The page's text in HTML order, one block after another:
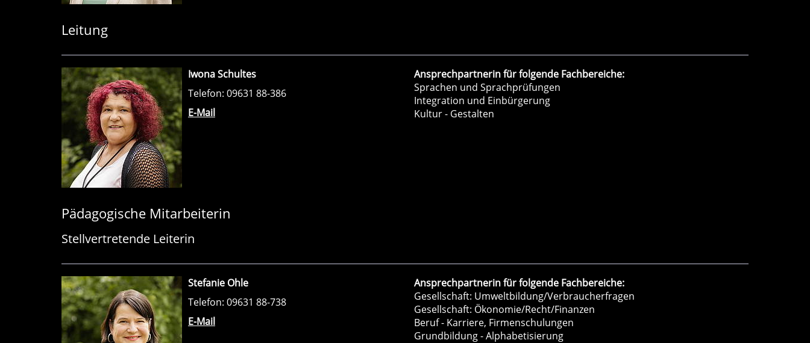
Leitung
Iwona Schultes
Telefon: 09631 88-386
E-Mail
Pädagogische Mitarbeiterin
Stellvertretende Leiterin
Ansprechpartnerin für folgende Fachbereiche:
Sprachen und Sprachprüfungen
Integration und Einbürgerung
Kultur - Gestalten
Stefanie Ohle
Telefon: 09631 88-738
E-Mail
Ansprechpartnerin für folgende Fachbereiche:
Gesellschaft: Umweltbildung/Verbraucherfragen
Gesellschaft: Ökonomie/Recht/Finanzen
Beruf - Karriere, Firmenschulungen
Grundbildung - Alphabetisierung